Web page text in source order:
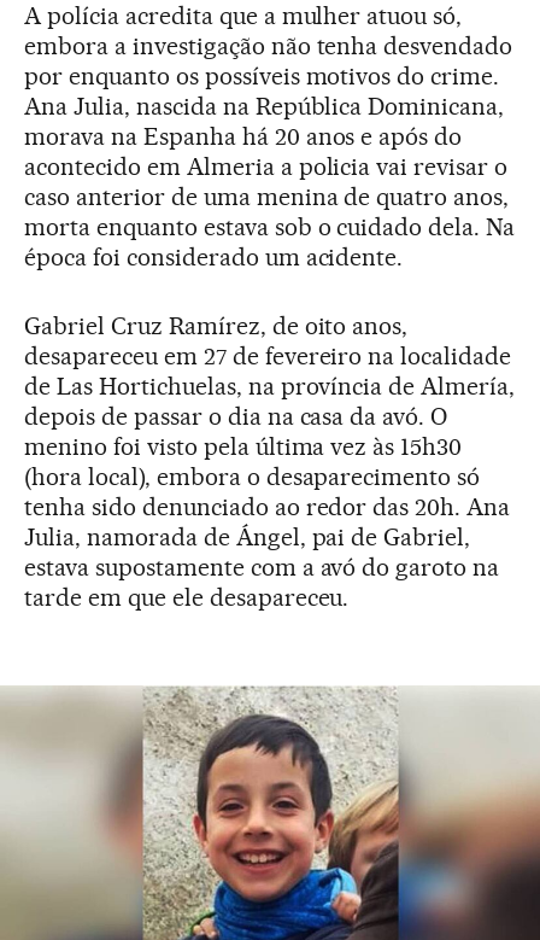
A polícia acredita que a mulher atuou só,
embora a investigação não tenha desvendado
por enquanto os possíveis motivos do crime.
Ana Julia, nascida na República Dominicana,
morava na Espanha há 20 anos e após do
acontecido em Almeria a policia vai revisar o
caso anterior de uma menina de quatro anos,
morta enquanto estava sob o cuidado dela. Na
época foi considerado um acidente.
Gabriel Cruz Ramírez, de oito anos,
desapareceu em 27 de fevereiro na localidade
de Las Hortichuelas, na província de Almería,
depois de passar o dia na casa da avó. O
menino foi visto pela última vez às 15h30
(hora local), embora o desaparecimento só
tenha sido denunciado ao redor das 20h. Ana
Julia, namorada de Ángel, pai de Gabriel,
estava supostamente com a avó do garoto na
tarde em que ele desapareceu.